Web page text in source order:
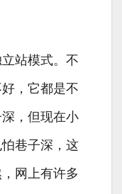
站模式。不
，它都是不
，但现在小
巷子深，这
网上有许多